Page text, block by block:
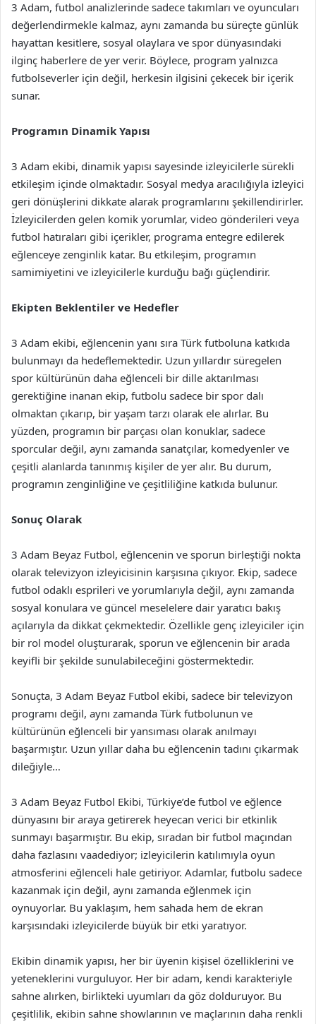
3 Adam, futbol analizlerinde sadece takımları ve oyuncuları
değerlendirmekle kalmaz, aynı zamanda bu süreçte günlük
hayattan kesitlere, sosyal olaylara ve spor dünyasındaki
ilginç haberlere de yer verir. Böylece, program yalnızca
futbolseverler için değil, herkesin ilgisini çekecek bir içerik
sunar.
Programın Dinamik Yapısı
3 Adam ekibi, dinamik yapısı sayesinde izleyicilerle sürekli
etkileşim içinde olmaktadır. Sosyal medya aracılığıyla izleyici
geri dönüşlerini dikkate alarak programlarını şekillendirirler.
İzleyicilerden gelen komik yorumlar, video gönderileri veya
futbol hatıraları gibi içerikler, programa entegre edilerek
eğlenceye zenginlik katar. Bu etkileşim, programın
samimiyetini ve izleyicilerle kurduğu bağı güçlendirir.
Ekipten Beklentiler ve Hedefler
3 Adam ekibi, eğlencenin yanı sıra Türk futboluna katkıda
bulunmayı da hedeflemektedir. Uzun yıllardır süregelen
spor kültürünün daha eğlenceli bir dille aktarılması
gerektiğine inanan ekip, futbolu sadece bir spor dalı
olmaktan çıkarıp, bir yaşam tarzı olarak ele alırlar. Bu
yüzden, programın bir parçası olan konuklar, sadece
sporcular değil, aynı zamanda sanatçılar, komedyenler ve
çeşitli alanlarda tanınmış kişiler de yer alır. Bu durum,
programın zenginliğine ve çeşitliliğine katkıda bulunur.
Sonuç Olarak
3 Adam Beyaz Futbol, eğlencenin ve sporun birleştiği nokta
olarak televizyon izleyicisinin karşısına çıkıyor. Ekip, sadece
futbol odaklı esprileri ve yorumlarıyla değil, aynı zamanda
sosyal konulara ve güncel meselelere dair yaratıcı bakış
açılarıyla da dikkat çekmektedir. Özellikle genç izleyiciler için
bir rol model oluşturarak, sporun ve eğlencenin bir arada
keyifli bir şekilde sunulabileceğini göstermektedir.
Sonuçta, 3 Adam Beyaz Futbol ekibi, sadece bir televizyon
programı değil, aynı zamanda Türk futbolunun ve
kültürünün eğlenceli bir yansıması olarak anılmayı
başarmıştır. Uzun yıllar daha bu eğlencenin tadını çıkarmak
dileğiyle…
3 Adam Beyaz Futbol Ekibi, Türkiye’de futbol ve eğlence
dünyasını bir araya getirerek heyecan verici bir etkinlik
sunmayı başarmıştır. Bu ekip, sıradan bir futbol maçından
daha fazlasını vaadediyor; izleyicilerin katılımıyla oyun
atmosferini eğlenceli hale getiriyor. Adamlar, futbolu sadece
kazanmak için değil, aynı zamanda eğlenmek için
oynuyorlar. Bu yaklaşım, hem sahada hem de ekran
karşısındaki izleyicilerde büyük bir etki yaratıyor.
Ekibin dinamik yapısı, her bir üyenin kişisel özelliklerini ve
yeteneklerini vurguluyor. Her bir adam, kendi karakteriyle
sahne alırken, birlikteki uyumları da göz dolduruyor. Bu
çeşitlilik, ekibin sahne showlarının ve maçlarının daha renkli